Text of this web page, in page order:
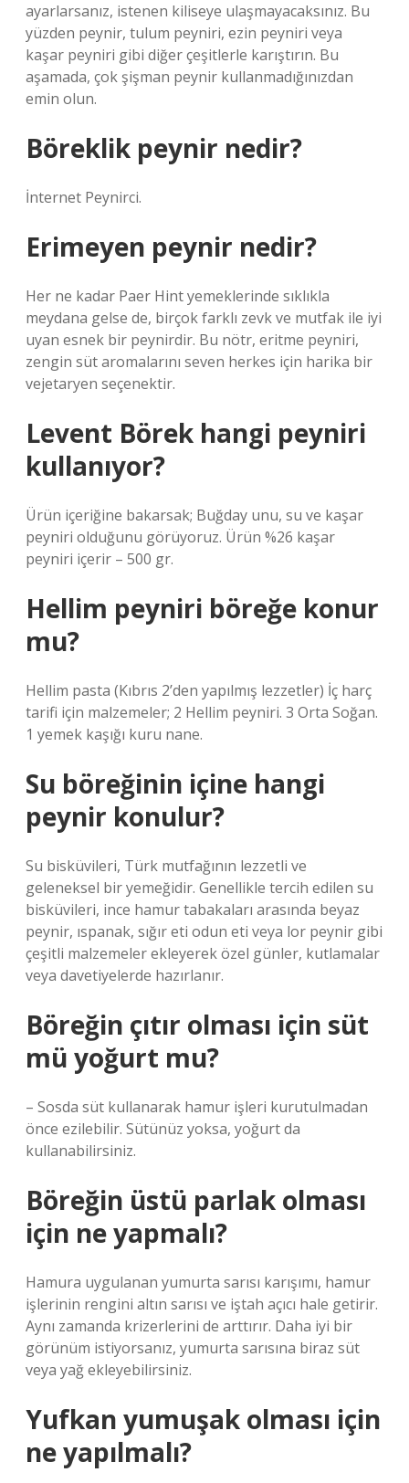
ayarlarsanız, istenen kiliseye ulaşmayacaksınız. Bu
yüzden peynir, tulum peyniri, ezin peyniri veya
kaşar peyniri gibi diğer çeşitlerle karıştırın. Bu
aşamada, çok şişman peynir kullanmadığınızdan
emin olun.
Böreklik peynir nedir?
İnternet Peynirci.
Erimeyen peynir nedir?
Her ne kadar Paer Hint yemeklerinde sıklıkla
meydana gelse de, birçok farklı zevk ve mutfak ile iyi
uyan esnek bir peynirdir. Bu nötr, eritme peyniri,
zengin süt aromalarını seven herkes için harika bir
vejetaryen seçenektir.
Levent Börek hangi peyniri
kullanıyor?
Ürün içeriğine bakarsak; Buğday unu, su ve kaşar
peyniri olduğunu görüyoruz. Ürün %26 kaşar
peyniri içerir – 500 gr.
Hellim peyniri böreğe konur
mu?
Hellim pasta (Kıbrıs 2’den yapılmış lezzetler) İç harç
tarifi için malzemeler; 2 Hellim peyniri. 3 Orta Soğan.
1 yemek kaşığı kuru nane.
Su böreğinin içine hangi
peynir konulur?
Su bisküvileri, Türk mutfağının lezzetli ve
geleneksel bir yemeğidir. Genellikle tercih edilen su
bisküvileri, ince hamur tabakaları arasında beyaz
peynir, ıspanak, sığır eti odun eti veya lor peynir gibi
çeşitli malzemeler ekleyerek özel günler, kutlamalar
veya davetiyelerde hazırlanır.
Böreğin çıtır olması için süt
mü yoğurt mu?
– Sosda süt kullanarak hamur işleri kurutulmadan
önce ezilebilir. Sütünüz yoksa, yoğurt da
kullanabilirsiniz.
Böreğin üstü parlak olması
için ne yapmalı?
Hamura uygulanan yumurta sarısı karışımı, hamur
işlerinin rengini altın sarısı ve iştah açıcı hale getirir.
Aynı zamanda krizerlerini de arttırır. Daha iyi bir
görünüm istiyorsanız, yumurta sarısına biraz süt
veya yağ ekleyebilirsiniz.
Yufkan yumuşak olması için
ne yapılmalı?